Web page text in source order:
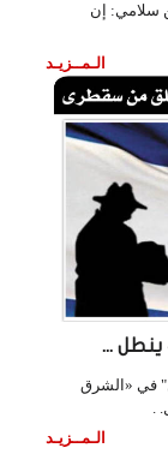
سلامي: إن
الـمــزيـد
...
في «الشرق
.
الـمــزيـد